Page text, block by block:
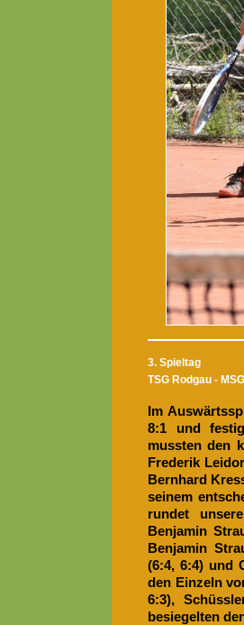
3. Spieltag
TSG Rodgau -
Im
8:1 und
mussten den
Frederik
Bernhard
seinem
rundet
Benjamin
Benjamin
(6:4, 6:4) und
den Einzeln
6:3),
besiegelten